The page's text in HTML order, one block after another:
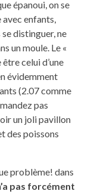
épanoui, on se
avec enfants,
distinguer, ne
un moule. Le «
celui d’une
évidemment
(2.07 comme
pas
un joli pavillon
des poissons
problème! dans
pas forcément